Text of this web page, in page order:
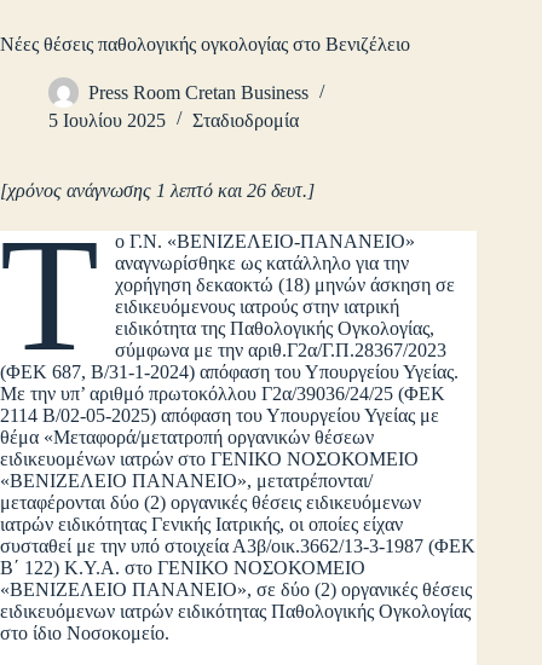
Νέες θέσεις παθολογικής ογκολογίας στο Βενιζέλειο
Press Room Cretan Business
5 Ιουλίου 2025
Σταδιοδρομία
[χρόνος ανάγνωσης 1 λεπτό και 26 δευτ.]
Τ
ο Γ.Ν. «ΒΕΝΙΖΕΛΕΙΟ-ΠΑΝΑΝΕΙΟ»
αναγνωρίσθηκε ως κατάλληλο για την
χορήγηση δεκαοκτώ (18) μηνών άσκηση σε
ειδικευόμενους ιατρούς στην ιατρική
ειδικότητα της Παθολογικής Ογκολογίας,
σύμφωνα με την αριθ.Γ2α/Γ.Π.28367/2023
(ΦΕΚ 687, Β/31-1-2024) απόφαση του Υπουργείου Υγείας.
Με την υπ’ αριθμό πρωτοκόλλου Γ2α/39036/24/25 (ΦΕΚ
2114 Β/02-05-2025) απόφαση του Υπουργείου Υγείας με
θέμα «Μεταφορά/μετατροπή οργανικών θέσεων
ειδικευομένων ιατρών στο ΓΕΝΙΚΟ ΝΟΣΟΚΟΜΕΙΟ
«ΒΕΝΙΖΕΛΕΙΟ ΠΑΝΑΝΕΙΟ», μετατρέπονται/
μεταφέρονται δύο (2) οργανικές θέσεις ειδικευόμενων
ιατρών ειδικότητας Γενικής Ιατρικής, οι οποίες είχαν
συσταθεί με την υπό στοιχεία Α3β/οικ.3662/13-3-1987 (ΦΕΚ
Β΄ 122) Κ.Υ.Α. στο ΓΕΝΙΚΟ ΝΟΣΟΚΟΜΕΙΟ
«ΒΕΝΙΖΕΛΕΙΟ ΠΑΝΑΝΕΙΟ», σε δύο (2) οργανικές θέσεις
ειδικευόμενων ιατρών ειδικότητας Παθολογικής Ογκολογίας
στο ίδιο Νοσοκομείο.